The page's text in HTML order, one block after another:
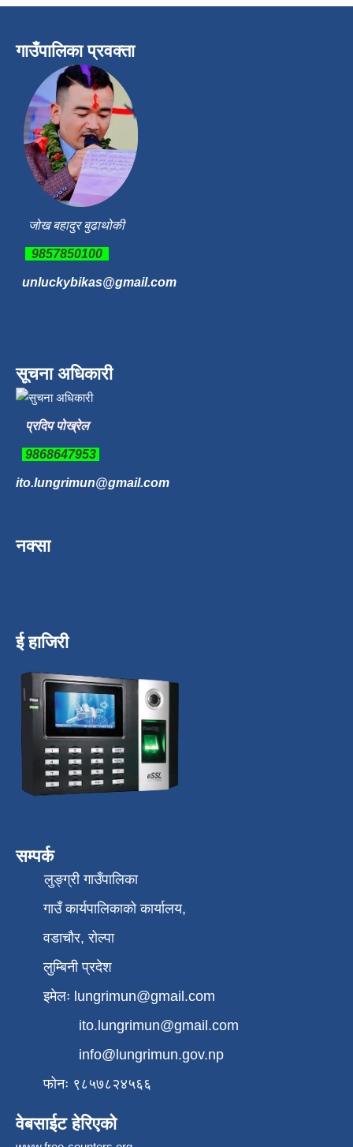
गाउँपालिका प्रवक्ता
जोख बहादुर बुढाथोकी
9857850100
unluckybikas@gmail.com
सूचना अधिकारी
प्रदिप पोख्रेल
9868647953
ito.lungrimun@gmail.com
नक्सा
ई हाजिरी
सम्पर्क
लुङ्ग्री गाउँपालिका
गाउँ कार्यपालिकाको कार्यालय,
वडाचौर, रोल्पा
लुम्बिनी प्रदेश
इमेलः lungrimun@gmail.com
ito.lungrimun@gmail.com
info@lungrimun.gov.np
फोनः ९८५७८२४५६६
वेबसाईट हेरिएको